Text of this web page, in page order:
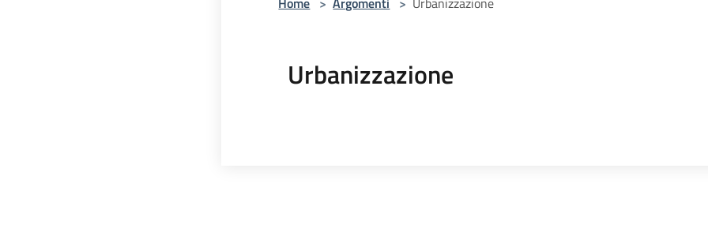
Urbanizzazione